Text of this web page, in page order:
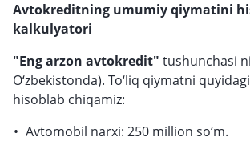
Avtokreditning umumiy qiymatini
kalkulyatori
"Eng arzon avtokredit" tushunchasi
O‘zbekistonda). To‘liq qiymatni
hisoblab chiqamiz:
Avtomobil narxi: 250 million so‘m.